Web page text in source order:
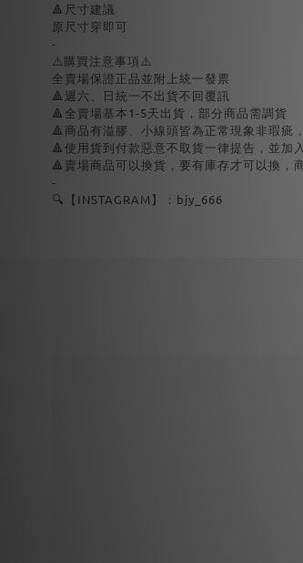
🔺尺寸建議
原尺寸穿即可
-
⚠️購買注意事項⚠️
全賣場保證正品並附上統一發票
🔺週六、日統一不出貨不回覆訊
🔺全賣場基本1-5天出貨，部分商品需調貨
🔺商品有溢膠、小線頭皆為正常現象非瑕疵
🔺使用貨到付款惡意不取貨一律提告，並加
🔺賣場商品可以換貨，要有庫存才可以換，
-
🔍【INSTAGRAM】：bjy_666